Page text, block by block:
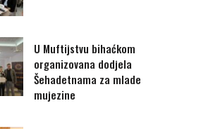
U Muftijstvu bihaćkom
organizovana dodjela
Šehadetnama za mlade
mujezine